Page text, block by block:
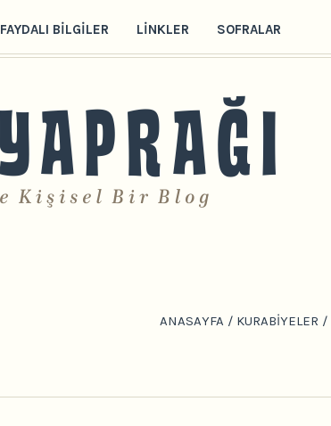
FAYDALI BILGILER LINKLER SOFRALAR
ANASAYFA / KURABIYELER /